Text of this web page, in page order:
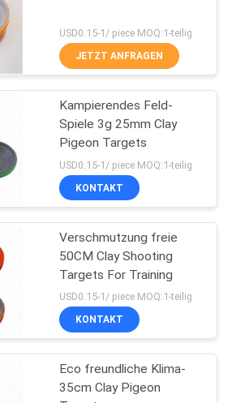
28
USD0.15-1/ piece MOQ:1-teilig
JETZT ANFRAGEN
Kampierendes Feld-
Spiele 3g 25mm Clay
Pigeon Targets
USD0.15-1/ piece MOQ:1-teilig
KONTAKT
Verschmutzung freie
50CM Clay Shooting
Targets For Training
USD0.15-1/ piece MOQ:1-teilig
KONTAKT
Eco freundliche Klima-
35cm Clay Pigeon